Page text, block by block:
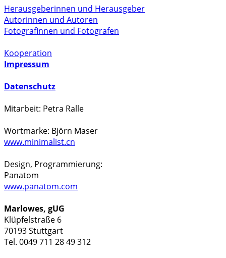
Herausgeberinnen und Herausgeber
Autorinnen und Autoren
Fotografinnen und Fotografen
Kooperation
Impressum
Datenschutz
Mitarbeit: Petra Ralle
Wortmarke: Björn Maser
www.minimalist.cn
Design, Programmierung:
Panatom
www.panatom.com
Marlowes, gUG
Klüpfelstraße 6
70193 Stuttgart
Tel. 0049 711 28 49 312